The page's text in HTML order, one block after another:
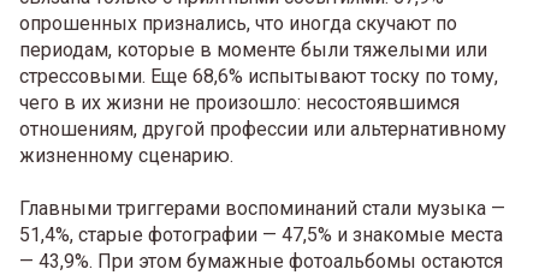
опрошенных признались, что иногда скучают по
периодам, которые в моменте были тяжелыми или
стрессовыми. Еще 68,6% испытывают тоску по тому,
чего в их жизни не произошло: несостоявшимся
отношениям, другой профессии или альтернативному
жизненному сценарию.
Главными триггерами воспоминаний стали музыка —
51,4%, старые фотографии — 47,5% и знакомые места
— 43,9%. При этом бумажные фотоальбомы остаются